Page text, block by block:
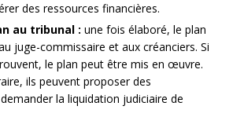
des ressources financières.
au tribunal : une fois élaboré, le plan
juge-commissaire et aux créanciers. Si
le plan peut être mis en œuvre.
ils peuvent proposer des
la liquidation judiciaire de